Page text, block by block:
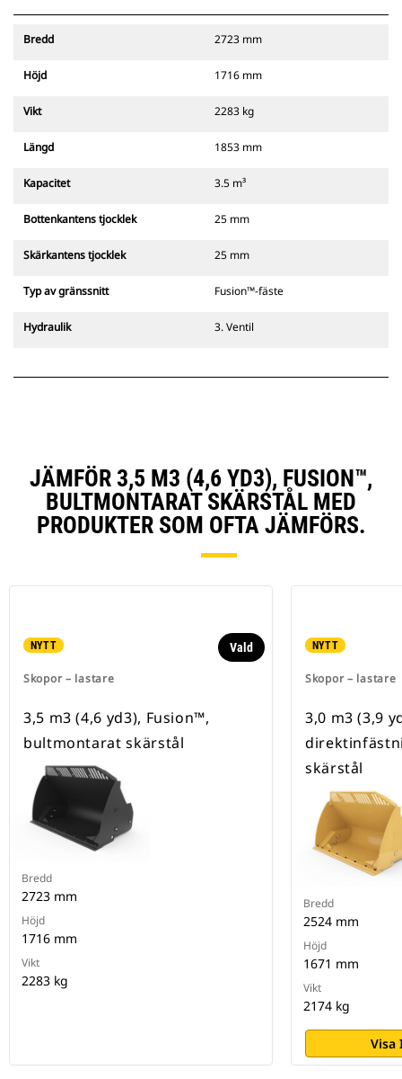
Bredd 2723 mm
Höjd 1716 mm
Vikt 2283 kg
Längd 1853 mm
Kapacitet 3.5 m³
Bottenkantens tjocklek 25 mm
Skärkantens tjocklek 25 mm
Typ av gränssnitt Fusion™-fäste
Hydraulik 3. Ventil
JÄMFÖR 3,5 M3 (4,6 YD3), FUSION™,
BULTMONTARAT SKÄRSTÅL MED
PRODUKTER SOM OFTA JÄMFÖRS.
NYTT
Skopor – lastare
Vald
3,5 m3 (4,6 yd3), Fusion™,
bultmontarat skärstål
Bredd
2723 mm
Höjd
1716 mm
Vikt
2283 kg
NYTT
Skopor – lastare
3,0 m3 (3,9
skärstål
Bredd
2524 mm
Höjd
1671 mm
Vikt
2174 kg
Visa